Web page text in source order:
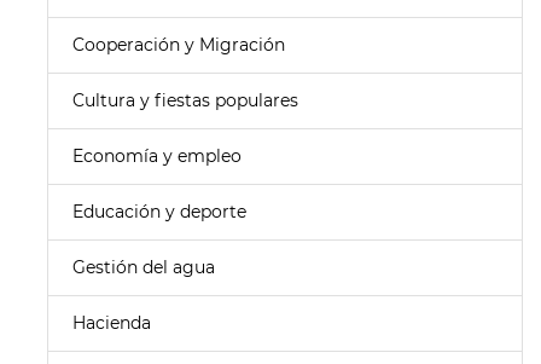
Cooperación y Migración
Cultura y fiestas populares
Economía y empleo
Educación y deporte
Gestión del agua
Hacienda